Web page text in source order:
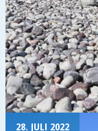
28. JULI 2022